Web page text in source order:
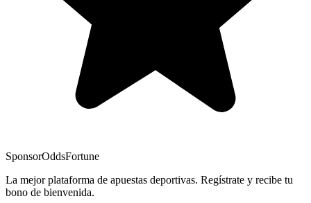
SponsorOddsFortune
La mejor plataforma de apuestas deportivas. Regístrate y recibe tu
bono de bienvenida.